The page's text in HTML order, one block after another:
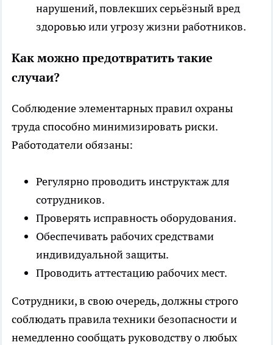
нарушений, повлекших серьёзный вред
здоровью или угрозу жизни работников.
Как можно предотвратить такие
случаи?
Соблюдение элементарных правил охраны
труда способно минимизировать риски.
Работодатели обязаны:
Регулярно проводить инструктаж для
сотрудников.
Проверять исправность оборудования.
Обеспечивать рабочих средствами
индивидуальной защиты.
Проводить аттестацию рабочих мест.
Сотрудники, в свою очередь, должны строго
соблюдать правила техники безопасности и
немедленно сообщать руководству о любых